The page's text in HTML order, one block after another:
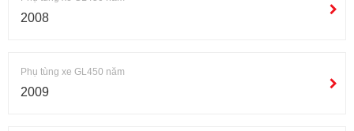
2008
Phụ tùng xe GL450 năm
2009